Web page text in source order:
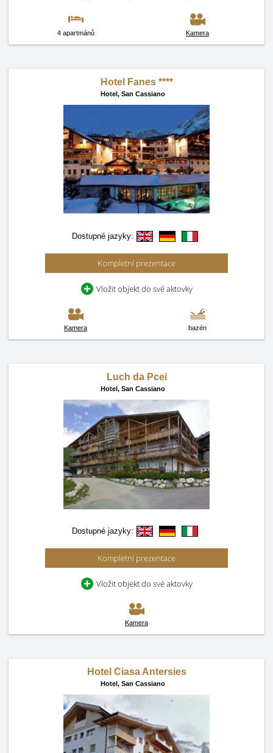
4 apartmánů Kamera
Hotel Fanes ****
Hotel, San Cassiano
Dostupné jazyky:
Kompletní prezentace
Vložit objekt do své aktovky
Kamera bazén
Luch da Pcei
Hotel, San Cassiano
Dostupné jazyky:
Kompletní prezentace
Vložit objekt do své aktovky
Kamera
Hotel Ciasa Antersies
Hotel, San Cassiano